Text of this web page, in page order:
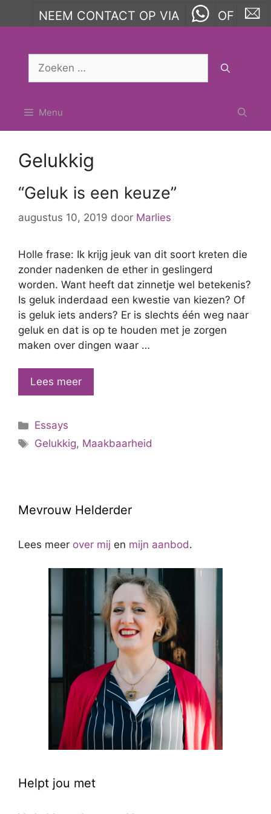
NEEM CONTACT OP VIA OF
Zoek
Menu
Gelukkig
“Geluk is een keuze”
augustus 10, 2019 door Marlies
Holle frase: Ik krijg jeuk van dit soort kreten die
zonder nadenken de ether in geslingerd
worden. Want heeft dat zinnetje wel betekenis?
Is geluk inderdaad een kwestie van kiezen? Of
is geluk iets anders? Er is slechts één weg naar
geluk en dat is op te houden met je zorgen
maken over dingen waar …
Lees meer“Geluk
is
Categorieën
Essays
Tags
Gelukkig, Maakbaarheid
Mevrouw Helderder
Lees meer over mij en mijn aanbod.
Helpt jou met